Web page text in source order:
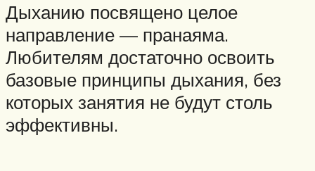
Дыханию посвящено целое
направление — пранаяма.
Любителям достаточно освоить
базовые принципы дыхания, без
которых занятия не будут столь
эффективны.